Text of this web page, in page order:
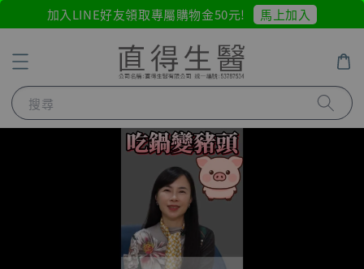
加入LINE好友領取專屬購物金50元! 馬上加入
搜尋